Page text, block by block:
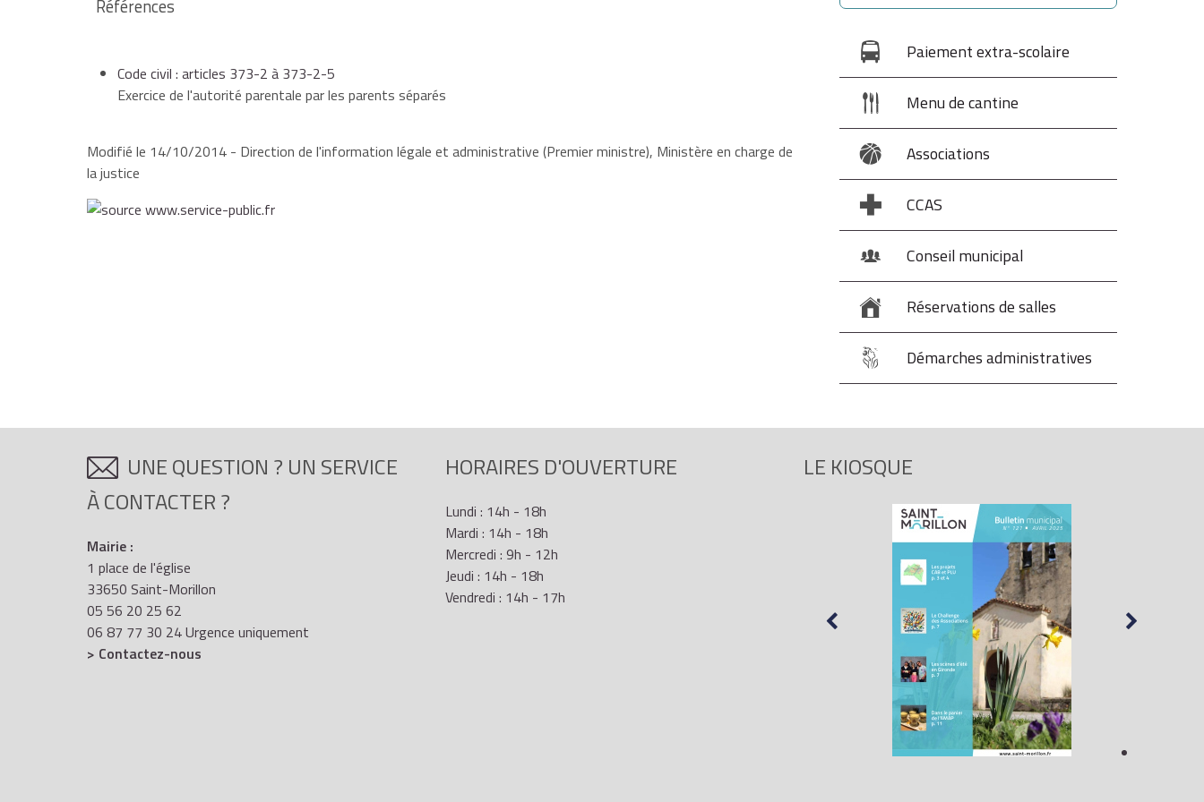
Références
Code civil : articles 373-2 à 373-2-5
Exercice de l'autorité parentale par les parents séparés
Modifié le 14/10/2014 - Direction de l'information légale et administrative (Premier ministre), Ministère en charge de
la justice
Paiement extra-scolaire
Menu de cantine
Associations
CCAS
Conseil municipal
Réservations de salles
Démarches administratives
UNE QUESTION ? UN SERVICE
À CONTACTER ?
Mairie :
1 place de l'église
33650 Saint-Morillon
05 56 20 25 62
06 87 77 30 24 Urgence uniquement
> Contactez-nous
HORAIRES D'OUVERTURE
Lundi : 14h - 18h
Mardi : 14h - 18h
Mercredi : 9h - 12h
Jeudi : 14h - 18h
Vendredi : 14h - 17h
LE KIOSQUE